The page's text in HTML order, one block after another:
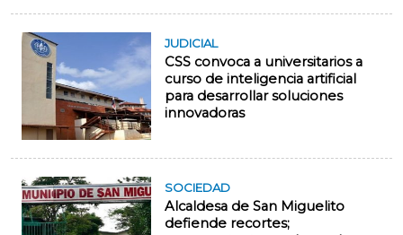
JUDICIAL
CSS convoca a universitarios a
curso de inteligencia artificial
para desarrollar soluciones
innovadoras
SOCIEDAD
Alcaldesa de San Miguelito
defiende recortes;